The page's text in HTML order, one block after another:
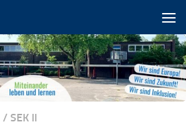
/ SEK II